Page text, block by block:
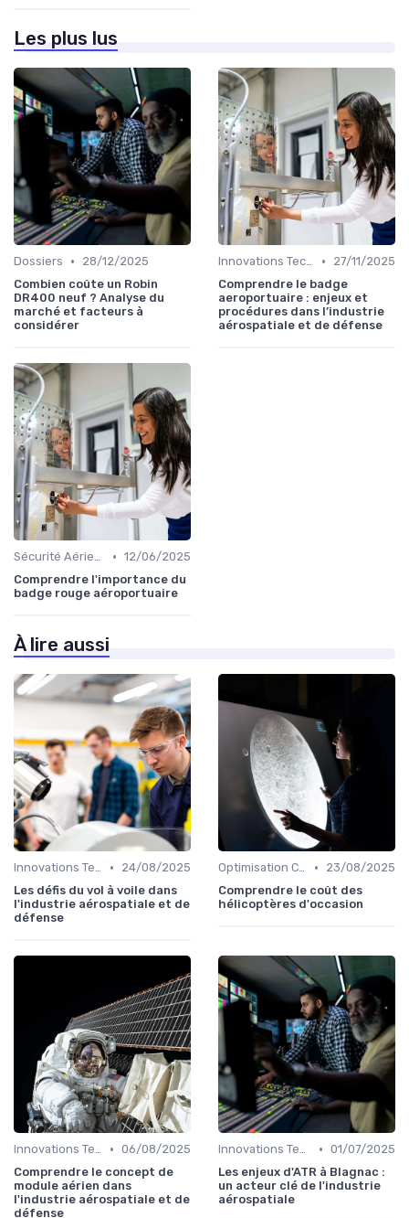
Les plus lus
Dossiers •
28/12/2025
Combien coûte un Robin
DR400 neuf ? Analyse du
marché et facteurs à
considérer
Innovations Technologiques •
27/11/2025
Comprendre le badge
aeroportuaire : enjeux et
procédures dans l’industrie
aérospatiale et de défense
Sécurité Aérienne • 12/06/2025
Comprendre l'importance du
badge rouge aéroportuaire
À lire aussi
Innovations Technologiques •
24/08/2025
Les défis du vol à voile dans
l'industrie aérospatiale et de
défense
Optimisation Coûts •
23/08/2025
Comprendre le coût des
hélicoptères d'occasion
Innovations Technologiques • 06/08/2025
Comprendre le concept de
module aérien dans
l'industrie aérospatiale et de
défense
Innovations Technologiques • 01/07/2025
Les enjeux d'ATR à Blagnac :
un acteur clé de l'industrie
aérospatiale